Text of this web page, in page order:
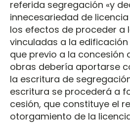
referida segregación «y
innecesariedad de
los efectos de proceder a
vinculadas a la edificación
que previo a la concesión
obras debería aportarse
la escritura de
escritura se procederá a
cesión, que constituye el
otorgamiento de la